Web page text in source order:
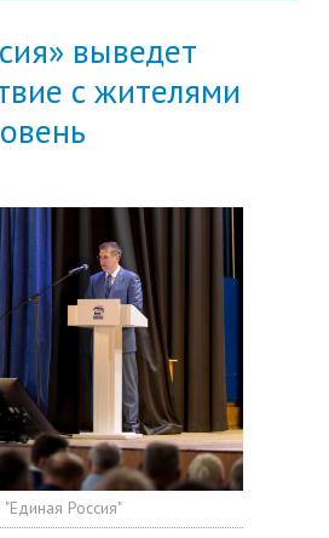
выведет
с жителями
Россия"